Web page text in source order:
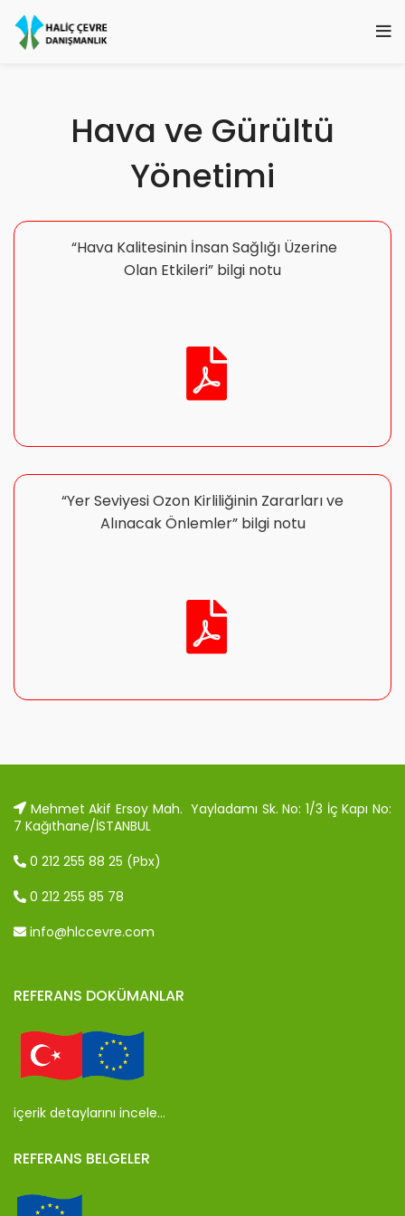
Hava ve Gürültü
Yönetimi
“Hava Kalitesinin İnsan Sağlığı Üzerine
Olan Etkileri” bilgi notu
“Yer Seviyesi Ozon Kirliliğinin Zararları ve
Alınacak Önlemler” bilgi notu
Mehmet Akif Ersoy Mah. Yayladamı Sk. No: 1/3 İç Kapı No:
7 Kağıthane/İSTANBUL
0 212 255 88 25 (Pbx)
0 212 255 85 78
info@hlccevre.com
REFERANS DOKÜMANLAR
içerik detaylarını incele…
REFERANS BELGELER